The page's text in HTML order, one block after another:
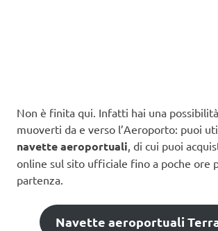
Non è finita qui. Infatti hai una
muoverti da e verso l’Aeroporto: puoi
navette aeroportuali, di cui puoi
online sul sito ufficiale fino a poche ore
partenza.
Navette aeroportuali